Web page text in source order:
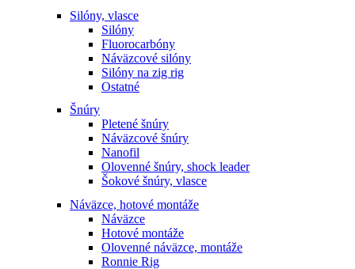
Silóny, vlasce
Silóny
Fluorocarbóny
Náväzcové silóny
Silóny na zig rig
Ostatné
Šnúry
Pletené šnúry
Náväzcové šnúry
Nanofil
Olovenné šnúry, shock leader
Šokové šnúry, vlasce
Náväzce, hotové montáže
Náväzce
Hotové montáže
Olovenné náväzce, montáže
Ronnie Rig